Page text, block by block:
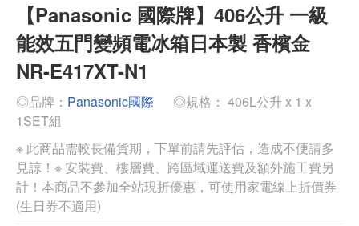
【Panasonic 國際牌】406公升 一級
能效五門變頻電冰箱日本製 香檳金
NR-E417XT-N1
◎品牌： Panasonic國際
◎規格： 406L公升 x 1 x
1SET組
※ 此商品需較長備貨期，下單前請先評估，造成不便請多
見諒！※ 安裝費、樓層費、跨區域運送費及額外施工費另
計！本商品不參加全站現折優惠，可使用家電線上折價券
(生日券不適用)